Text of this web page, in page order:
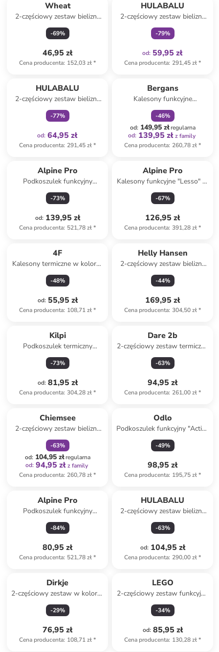
Wheat
2-częściowy zestaw bielizny
"Havanna" w kolorze
jasnoróżowym
-69%
46,95 zł
Cena producenta: 152,03 zł*
HULABALU
2-częściowy zestaw bielizny
funkcyjnej w kolorze różowym
-79%
od: 59,95 zł
Cena producenta: 291,45 zł*
HULABALU
2-częściowy zestaw bielizny
funkcyjnej w kolorze czarno-
szarym
-77%
od: 64,95 zł
Cena producenta: 291,45 zł*
Bergans
Kalesony funkcyjne
"Pureerino" w kolorze
turkusowym
-46%
od: 149,95 złregularna
od: 139,95 zł z family
Cena producenta: 260,78 zł*
Alpine Pro
Podkoszulek funkcyjny
"Seamo" w kolorze różowym
-73%
od: 139,95 zł
Cena producenta: 521,78 zł*
Alpine Pro
Kalesony funkcyjne "Lesso" w
kolorze różowym
-67%
126,95 zł
Cena producenta: 391,28 zł*
4F
Kalesony termiczne w kolorze
błękitnym
-48%
od: 55,95 zł
Cena producenta: 108,71 zł*
Helly Hansen
2-częściowy zestaw bielizny
funkcyjnej "Lifa" w kolorze
granatowym
-44%
169,95 zł
Cena producenta: 304,50 zł*
Kilpi
Podkoszulek termiczny
"Willie" w kolorze różowo-
granatowym
-73%
od: 81,95 zł
Cena producenta: 304,28 zł*
Dare 2b
2-częściowy zestaw termiczny
"Pow II" w kolorze
fioletowym
-63%
94,95 zł
Cena producenta: 261,00 zł*
Chiemsee
2-częściowy zestaw bielizny
sportowej w kolorze różowo-
pomarańczowym
-63%
od: 104,95 złregularna
od: 94,95 zł z family
Cena producenta: 260,78 zł*
Odlo
Podkoszulek funkcyjny "Active
Warm Eco" w kolorze szarym
-49%
98,95 zł
Cena producenta: 195,75 zł*
Alpine Pro
Podkoszulek funkcyjny
"Seamo" w kolorze zielonym
-84%
80,95 zł
Cena producenta: 521,78 zł*
HULABALU
2-częściowy zestaw bielizny
funkcyjnej w kolorze
granatowym
-63%
od: 104,95 zł
Cena producenta: 290,00 zł*
Dirkje
2-częściowy zestaw w kolorze
kremowo-jasnoróżowym
-29%
76,95 zł
Cena producenta: 108,71 zł*
LEGO
2-częściowy zestaw funkcyjny
"Agan 804" w kolorze
jasnoróżowo-różowym
-34%
od: 85,95 zł
Cena producenta: 130,28 zł*